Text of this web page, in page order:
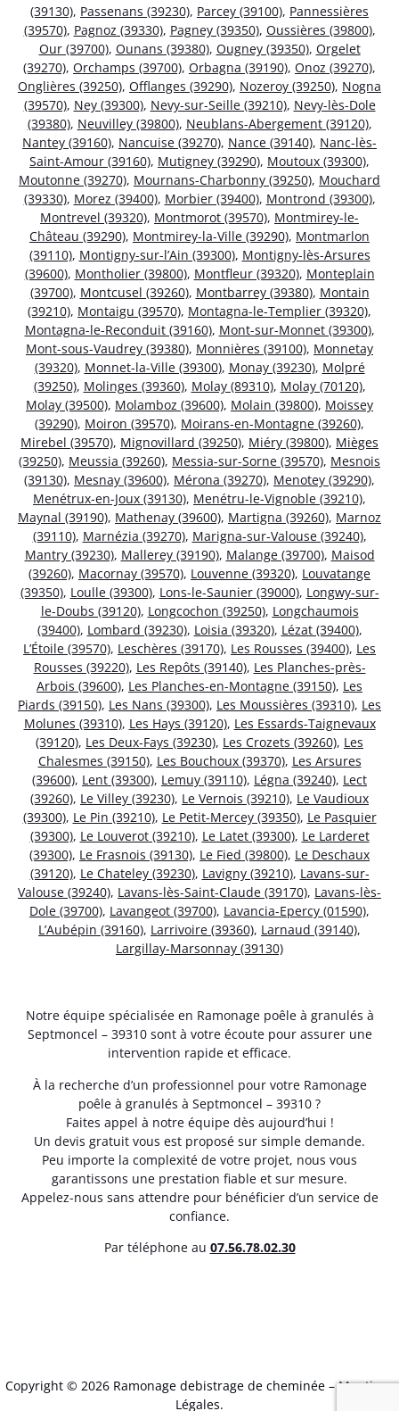
(39130), Passenans (39230), Parcey (39100), Pannessières
(39570), Pagnoz (39330), Pagney (39350), Oussières (39800),
Our (39700), Ounans (39380), Ougney (39350), Orgelet
(39270), Orchamps (39700), Orbagna (39190), Onoz (39270),
Onglières (39250), Offlanges (39290), Nozeroy (39250), Nogna
(39570), Ney (39300), Nevy-sur-Seille (39210), Nevy-lès-Dole
(39380), Neuvilley (39800), Neublans-Abergement (39120),
Nantey (39160), Nancuise (39270), Nance (39140), Nanc-lès-
Saint-Amour (39160), Mutigney (39290), Moutoux (39300),
Moutonne (39270), Mournans-Charbonny (39250), Mouchard
(39330), Morez (39400), Morbier (39400), Montrond (39300),
Montrevel (39320), Montmorot (39570), Montmirey-le-
Château (39290), Montmirey-la-Ville (39290), Montmarlon
(39110), Montigny-sur-l’Ain (39300), Montigny-lès-Arsures
(39600), Montholier (39800), Montfleur (39320), Monteplain
(39700), Montcusel (39260), Montbarrey (39380), Montain
(39210), Montaigu (39570), Montagna-le-Templier (39320),
Montagna-le-Reconduit (39160), Mont-sur-Monnet (39300),
Mont-sous-Vaudrey (39380), Monnières (39100), Monnetay
(39320), Monnet-la-Ville (39300), Monay (39230), Molpré
(39250), Molinges (39360), Molay (89310), Molay (70120),
Molay (39500), Molamboz (39600), Molain (39800), Moissey
(39290), Moiron (39570), Moirans-en-Montagne (39260),
Mirebel (39570), Mignovillard (39250), Miéry (39800), Mièges
(39250), Meussia (39260), Messia-sur-Sorne (39570), Mesnois
(39130), Mesnay (39600), Mérona (39270), Menotey (39290),
Menétrux-en-Joux (39130), Menétru-le-Vignoble (39210),
Maynal (39190), Mathenay (39600), Martigna (39260), Marnoz
(39110), Marnézia (39270), Marigna-sur-Valouse (39240),
Mantry (39230), Mallerey (39190), Malange (39700), Maisod
(39260), Macornay (39570), Louvenne (39320), Louvatange
(39350), Loulle (39300), Lons-le-Saunier (39000), Longwy-sur-
le-Doubs (39120), Longcochon (39250), Longchaumois
(39400), Lombard (39230), Loisia (39320), Lézat (39400),
L’Étoile (39570), Leschères (39170), Les Rousses (39400), Les
Rousses (39220), Les Repôts (39140), Les Planches-près-
Arbois (39600), Les Planches-en-Montagne (39150), Les
Piards (39150), Les Nans (39300), Les Moussières (39310), Les
Molunes (39310), Les Hays (39120), Les Essards-Taignevaux
(39120), Les Deux-Fays (39230), Les Crozets (39260), Les
Chalesmes (39150), Les Bouchoux (39370), Les Arsures
(39600), Lent (39300), Lemuy (39110), Légna (39240), Lect
(39260), Le Villey (39230), Le Vernois (39210), Le Vaudioux
(39300), Le Pin (39210), Le Petit-Mercey (39350), Le Pasquier
(39300), Le Louverot (39210), Le Latet (39300), Le Larderet
(39300), Le Frasnois (39130), Le Fied (39800), Le Deschaux
(39120), Le Chateley (39230), Lavigny (39210), Lavans-sur-
Valouse (39240), Lavans-lès-Saint-Claude (39170), Lavans-lès-
Dole (39700), Lavangeot (39700), Lavancia-Epercy (01590),
L’Aubépin (39160), Larrivoire (39360), Larnaud (39140),
Largillay-Marsonnay (39130)
Notre équipe spécialisée en Ramonage poêle à granulés à
Septmoncel – 39310 sont à votre écoute pour assurer une
intervention rapide et efficace.
À la recherche d’un professionnel pour votre Ramonage
poêle à granulés à Septmoncel – 39310 ?
Faites appel à notre équipe dès aujourd’hui !
Un devis gratuit vous est proposé sur simple demande.
Peu importe la complexité de votre projet, nous vous
garantissons une prestation fiable et sur mesure.
Appelez-nous sans attendre pour bénéficier d’un service de
confiance.
Par téléphone au 07.56.78.02.30
Copyright © 2026 Ramonage debistrage de cheminée –Mentions
Légales.